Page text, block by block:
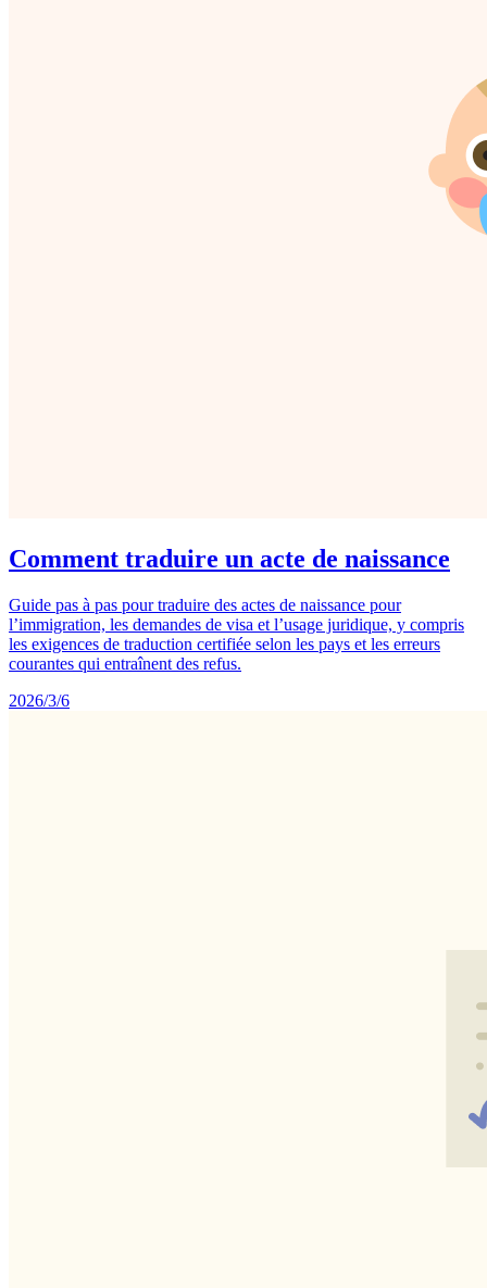
Comment traduire un acte de naissance
Guide pas à pas pour traduire des actes de naissance pour
l’immigration, les demandes de visa et l’usage juridique, y compris
les exigences de traduction certifiée selon les pays et les erreurs
courantes qui entraînent des refus.
2026/3/6